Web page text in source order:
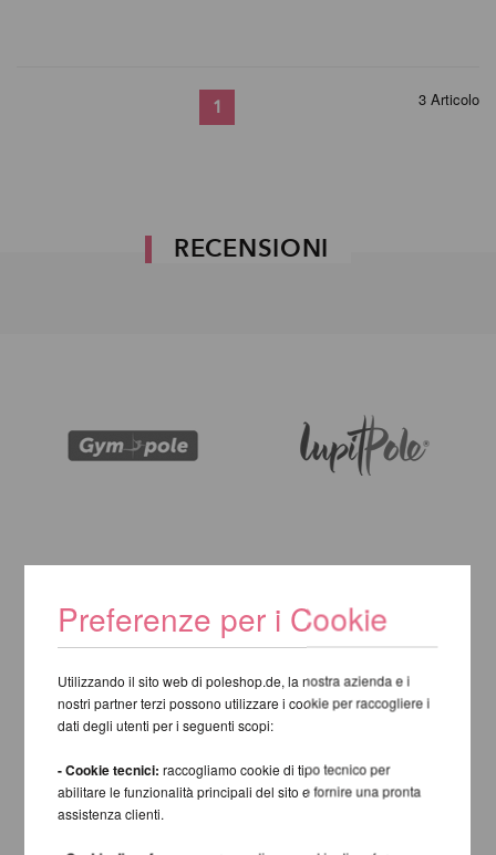
1 3 Articolo
RECENSIONI
Preferenze per i Cookie
Utilizzando il sito web di poleshop.de, la nostra azienda e i
nostri partner terzi possono utilizzare i cookie per raccogliere i
dati degli utenti per i seguenti scopi:
- Cookie tecnici: raccogliamo cookie di tipo tecnico per
abilitare le funzionalità principali del sito e fornire una pronta
assistenza clienti.